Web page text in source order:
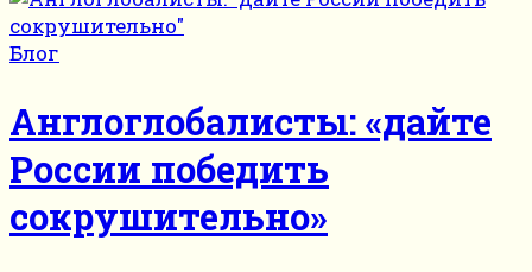
Блог
Англоглобалисты: «дайте
России победить
сокрушительно»